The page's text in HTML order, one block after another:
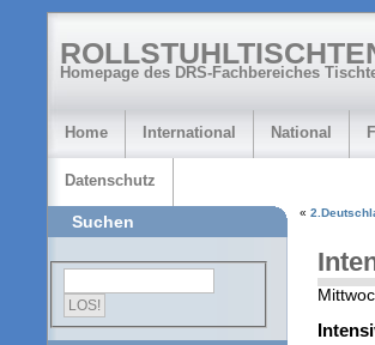
Homepage des DRS-Fachbereiches
Home International National
Datenschutz
«
Suchen